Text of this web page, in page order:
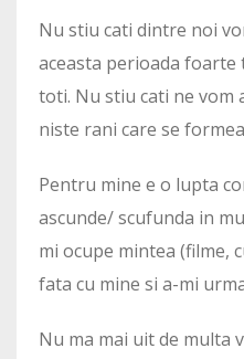
Nu stiu cati dintre noi
aceasta perioada
toti. Nu stiu cati ne vom
niste rani care se
Pentru mine e o lupta
ascunde/ scufunda in
mi ocupe mintea (filme,
fata cu mine si a-mi
Nu ma mai uit de multa